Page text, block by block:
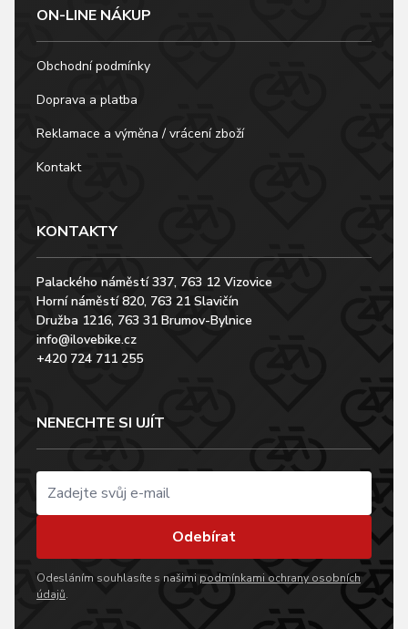
ON-LINE NÁKUP
Obchodní podmínky
Doprava a platba
Reklamace a výměna / vrácení zboží
Kontakt
KONTAKTY
Palackého náměstí 337, 763 12 Vizovice
Horní náměstí 820, 763 21 Slavičín
Družba 1216, 763 31 Brumov-Bylnice
info@ilovebike.cz
+420 724 711 255
NENECHTE SI UJÍT
Odebírat
Odesláním souhlasíte s našimi podmínkami ochrany osobních
údajů.